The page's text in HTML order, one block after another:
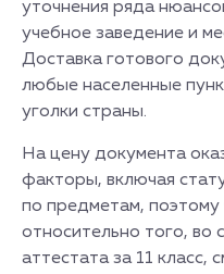
уточнения ряда
учебное заведение и
Доставка готового
любые населенные
уголки страны.
На цену документа
факторы, включая
по предметам, поэтому
относительно того, во
аттестата за 11 класс,